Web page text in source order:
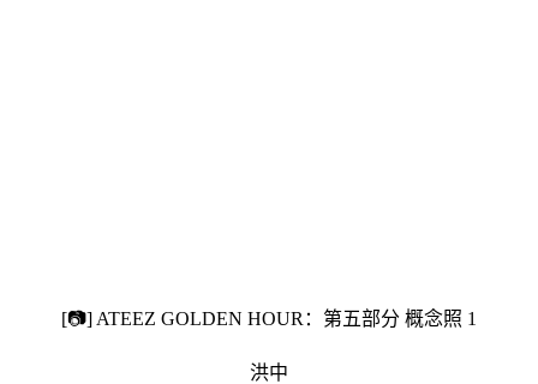
[📷] ATEEZ GOLDEN HOUR：第五部分 概念照 1
洪中